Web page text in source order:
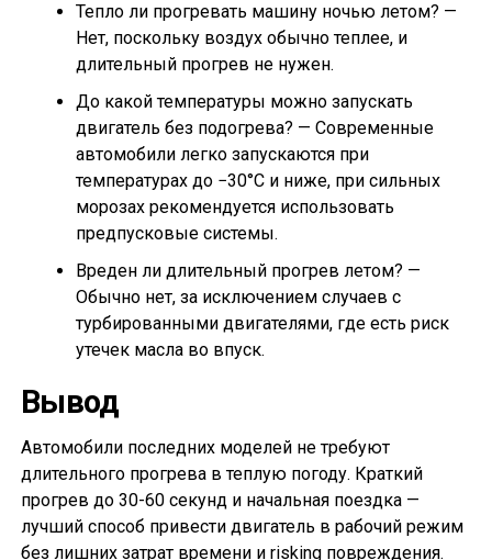
Тепло ли прогревать машину ночью летом? —
Нет, поскольку воздух обычно теплее, и
длительный прогрев не нужен.
До какой температуры можно запускать
двигатель без подогрева? — Современные
автомобили легко запускаются при
температурах до −30°C и ниже, при сильных
морозах рекомендуется использовать
предпусковые системы.
Вреден ли длительный прогрев летом? —
Обычно нет, за исключением случаев с
турбированными двигателями, где есть риск
утечек масла во впуск.
Вывод
Автомобили последних моделей не требуют
длительного прогрева в теплую погоду. Краткий
прогрев до 30-60 секунд и начальная поездка —
лучший способ привести двигатель в рабочий режим
без лишних затрат времени и risking повреждения.